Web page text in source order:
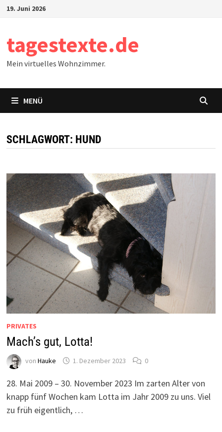
Zum19. Juni 2026
tagestexte.de
Mein virtuelles Wohnzimmer.
MENÜ
SCHLAGWORT: HUND
PRIVATES
Mach’s gut, Lotta!
von Hauke 1. Dezember 2023 0
28. Mai 2009 – 30. November 2023 Im zarten Alter von
knapp fünf Wochen kam Lotta im Jahr 2009 zu uns. Viel
zu früh eigentlich, …